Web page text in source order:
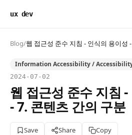
ux dev
Blog/웹 접근성 준수 지침 - 인식의 용이성
Information Accessibility /
2024-07-02
웹 접근성 준수 지침
- 7. 콘텐츠 간의 구분
Save Share Copy